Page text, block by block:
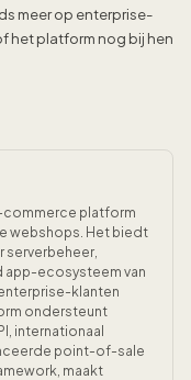
meer op enterprise-
het platform nog bij hen
commerce platform
webshops. Het biedt
serverbeheer,
app-ecosysteem van
klanten
ondersteunt
internationaal
point-of-sale
maakt